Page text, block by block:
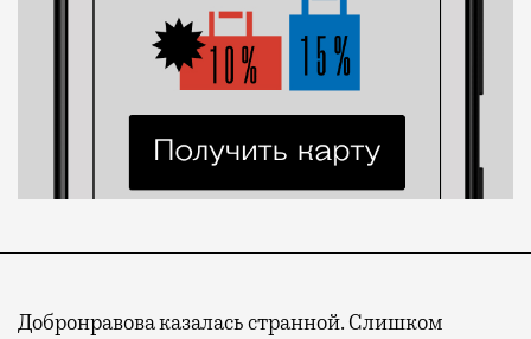
Добронравова казалась странной. Слишком